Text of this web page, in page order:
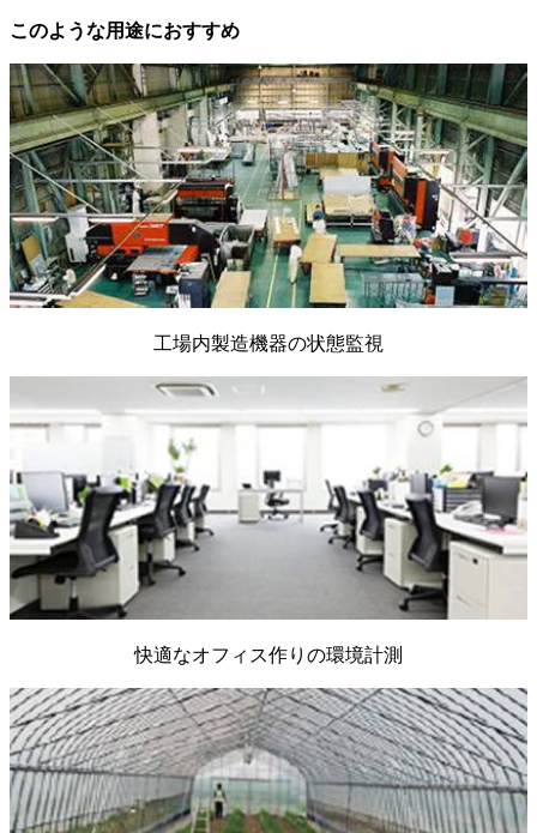
このような用途におすすめ
工場内製造機器の状態監視
快適なオフィス作りの環境計測